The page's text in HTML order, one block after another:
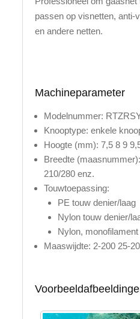
passen op visnetten, anti-
en andere netten.
Machineparameter
Modelnummer:
Knooptype: enkele
Hoogte (mm): 7,5 8 9
Breedte
210/280 enz.
Touwtoepassing:
PE touw denier/laag
Nylon touw denier/
Nylon, monofilament
Maaswijdte: 2-200 25-